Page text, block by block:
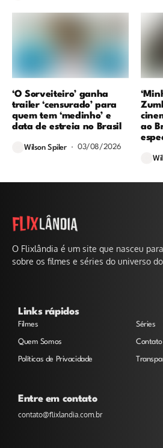
‘O Sorveiteiro’ ganha
trailer ‘censurado’ para
quem tem ‘medinho’ e
data de estreia no Brasil
Wilson Spiler 03/08/2026
ao
O Flixlândia é um site que nasceu
sobre os filmes e séries do universo
Links rápidos
Filmes Séries
Quem Somos Contato
Políticas de Privacidade
Entre em contato
contato@flixlandia.com.br